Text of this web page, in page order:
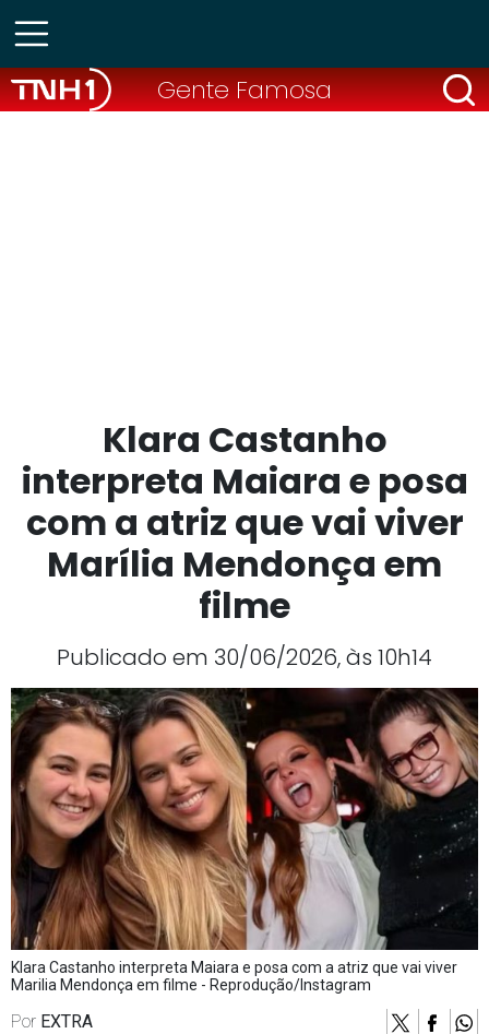
Gente Famosa
Klara Castanho
interpreta Maiara e posa
com a atriz que vai viver
Marília Mendonça em
filme
Publicado em 30/06/2026, às 10h14
Klara Castanho interpreta Maiara e posa com a atriz que vai viver
Marilia Mendonça em filme - Reprodução/Instagram
Por EXTRA